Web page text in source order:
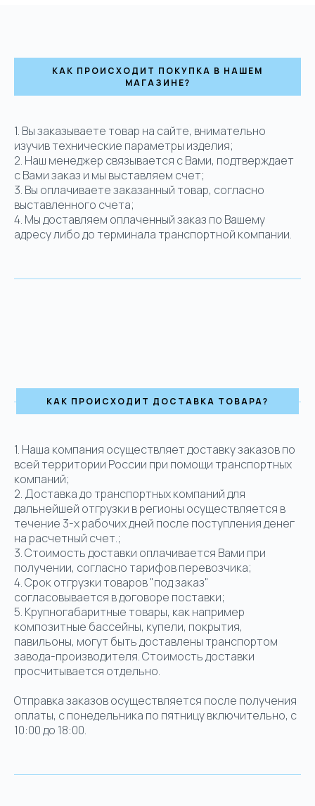
КАК ПРОИСХОДИТ ПОКУПКА В НАШЕМ
МАГАЗИНЕ?
1. Вы заказываете товар на сайте, внимательно
изучив технические параметры изделия;
2. Наш менеджер связывается с Вами, подтверждает
с Вами заказ и мы выставляем счет;
3. Вы оплачиваете заказанный товар, согласно
выставленного счета;
4. Мы доставляем оплаченный заказ по Вашему
адресу либо до терминала транспортной компании.
КАК ПРОИСХОДИТ ДОСТАВКА ТОВАРА?
1. Наша компания осуществляет доставку заказов по
всей территории России при помощи транспортных
компаний;
2. Доставка до транспортных компаний для
дальнейшей отгрузки в регионы осуществляется в
течение 3-х рабочих дней после поступления денег
на расчетный счет.;
3. Стоимость доставки оплачивается Вами при
получении, согласно тарифов перевозчика;
4. Срок отгрузки товаров "под заказ"
согласовывается в договоре поставки;
5. Крупногабаритные товары, как например
композитные бассейны, купели, покрытия,
павильоны, могут быть доставлены транспортом
завода-производителя. Стоимость доставки
просчитывается отдельно.
Отправка заказов осуществляется после получения
оплаты, с понедельника по пятницу включительно, с
10:00 до 18:00.